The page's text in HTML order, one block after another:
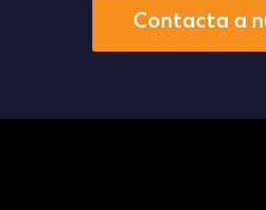
Contacta a